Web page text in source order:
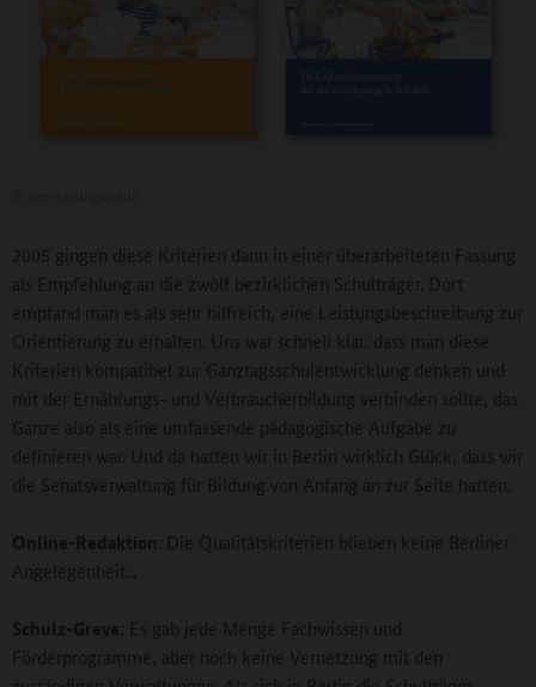
2005 gingen diese Kriterien dann in einer überarbeiteten Fassung
als Empfehlung an die zwölf bezirklichen Schulträger. Dort
empfand man es als sehr hilfreich, eine Leistungsbeschreibung zur
Orientierung zu erhalten. Uns war schnell klar, dass man diese
Kriterien kompatibel zur Ganztagsschulentwicklung denken und
mit der Ernährungs- und Verbraucherbildung verbinden sollte, das
Ganze also als eine umfassende pädagogische Aufgabe zu
definieren war. Und da hatten wir in Berlin wirklich Glück, dass wir
die Senatsverwaltung für Bildung von Anfang an zur Seite hatten.
Online-Redaktion: Die Qualitätskriterien blieben keine Berliner
Angelegenheit...
Schulz-Greve: Es gab jede Menge Fachwissen und
Förderprogramme, aber noch keine Vernetzung mit den